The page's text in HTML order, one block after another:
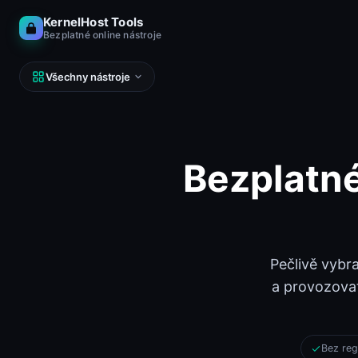
KernelHost Tools
Bezplatné online nástroje
Všechny nástroje
Pečlivě
a
Bez